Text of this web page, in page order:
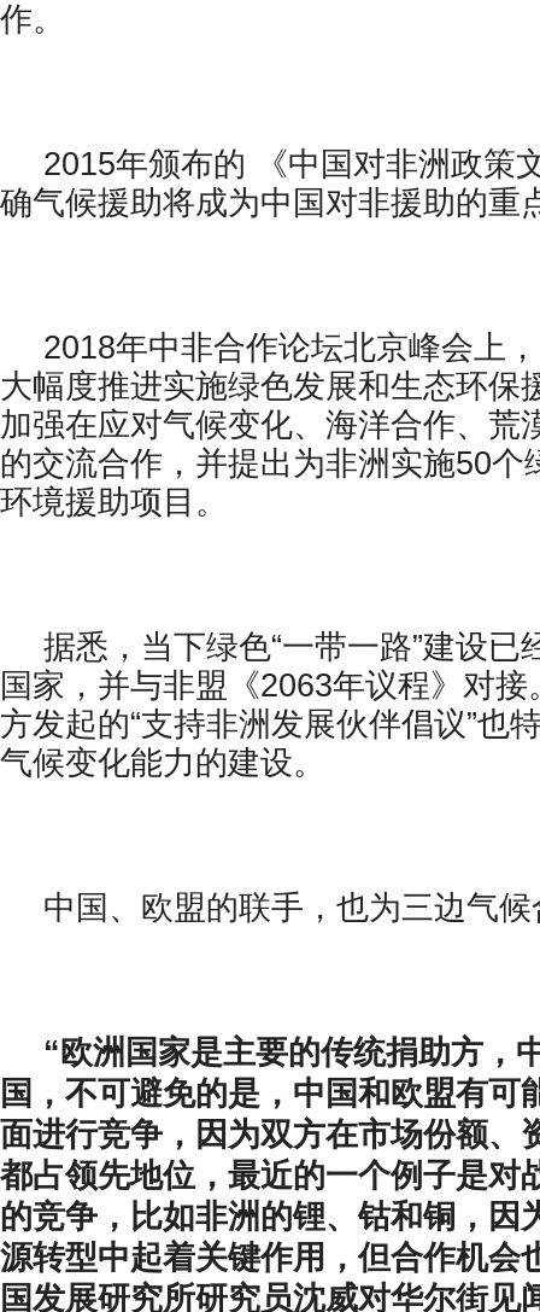
作。
2015年颁布的 《中国对非洲政策
确气候援助将成为中国对非援助的重
2018年中非合作论坛北京峰会上
大幅度推进实施绿色发展和生态环保
加强在应对气候变化、海洋合作、荒
的交流合作，并提出为非洲实施50个
环境援助项目。
据悉，当下绿色“一带一路”建设已
国家，并与非盟《2063年议程》对
方发起的“支持非洲发展伙伴倡议”也
气候变化能力的建设。
中国、欧盟的联手，也为三边气
“欧洲国家是主要的传统捐助方，
国，不可避免的是，中国和欧盟有可
面进行竞争，因为双方在市场份额、
都占领先地位，最近的一个例子是对
的竞争，比如非洲的锂、钴和铜，因
源转型中起着关键作用，但合作机会
国发展研究所研究员沈威对华尔街见